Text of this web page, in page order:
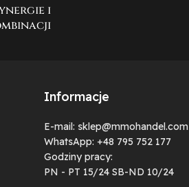
i
Informacje
E-mail: sklep@mmohandel.com
WhatsApp: +48 795 752 177
Godziny pracy:
PN - PT 15/24 SB-ND 10/24